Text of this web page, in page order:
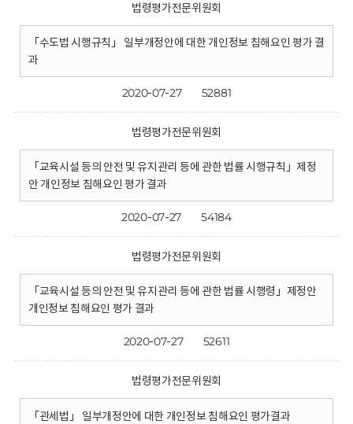
법령평가전문위원회
「수도법 시행규칙」 일부개정안에 대한 개인정보 침해요인 평가 결
과
2020-07-27 52881
법령평가전문위원회
「교육시설 등의 안전 및 유지관리 등에 관한 법률 시행규칙」제정
안 개인정보 침해요인 평가 결과
2020-07-27 54184
법령평가전문위원회
「교육시설 등의 안전 및 유지관리 등에 관한 법률 시행령」제정안
개인정보 침해요인 평가 결과
2020-07-27 52611
법령평가전문위원회
「관세법」 일부개정안에 대한 개인정보 침해요인 평가결과